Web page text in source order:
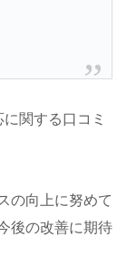
関する口コミ
の向上に努めて
後の改善に期待